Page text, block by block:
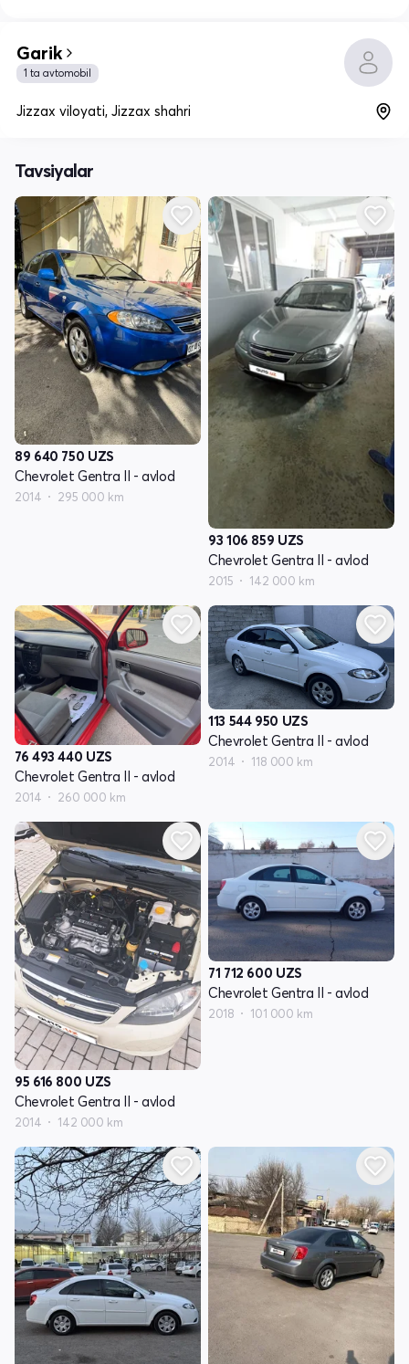
Garik
1 ta avtomobil
Jizzax viloyati, Jizzax shahri
Tavsiyalar
89 640 750 UZS
Chevrolet Gentra II - avlod
2014 295 000 km
93 106 859 UZS
Chevrolet Gentra II - avlod
2015 142 000 km
76 493 440 UZS
Chevrolet Gentra II - avlod
2014 260 000 km
113 544 950 UZS
Chevrolet Gentra II - avlod
2014 118 000 km
95 616 800 UZS
Chevrolet Gentra II - avlod
2014 142 000 km
71 712 600 UZS
Chevrolet Gentra II - avlod
2018 101 000 km